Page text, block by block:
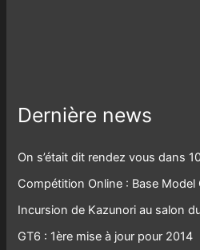
Dernière news
On s’était dit rendez vous dans
Compétition Online : Base Model
Incursion de Kazunori au salon
GT6 : 1ère mise à jour pour 2014